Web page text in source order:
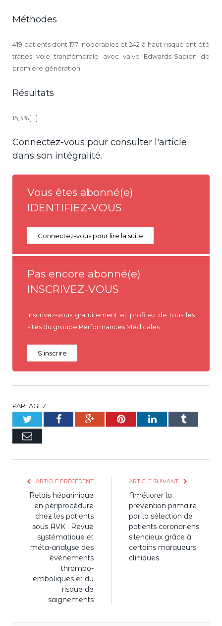
Méthodes
419 patients dont 177 inopérables et 242 à haut risque ont été
traités voie transfémorale avec valve Edwards-Sapien de
première génération.
Résultats
15,3%[...]
Connectez-vous pour consulter l'article
dans son intégralité.
Vous êtes abonné(e)
IDENTIFIEZ-VOUS
Connectez-vous pour lire la suite
Pas encore abonné(e)
INSCRIVEZ-VOUS
Inscrivez-vous gratuitement et profitez de tous les
sites du groupe Performances Médicales
S'inscrire
PARTAGEZ.
TwitterFacebookGoogle+PinterestLinkedInTumblr
E-
ARTICLE PRÉCÉDENT
Relais héparinique
en périprocédure
chez les patients
sous AVK : Revue
systématique et
méta-analyse des
événements
thrombo-
emboliques et du
risque de
saignements
ARTICLE SUIVANT
Améliorer la
prévention primaire
par la sélection de
patients coronariens
silencieux grâce à
certains marqueurs
cliniques